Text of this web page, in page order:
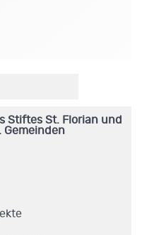
Stiftes St. Florian und
Gemeinden